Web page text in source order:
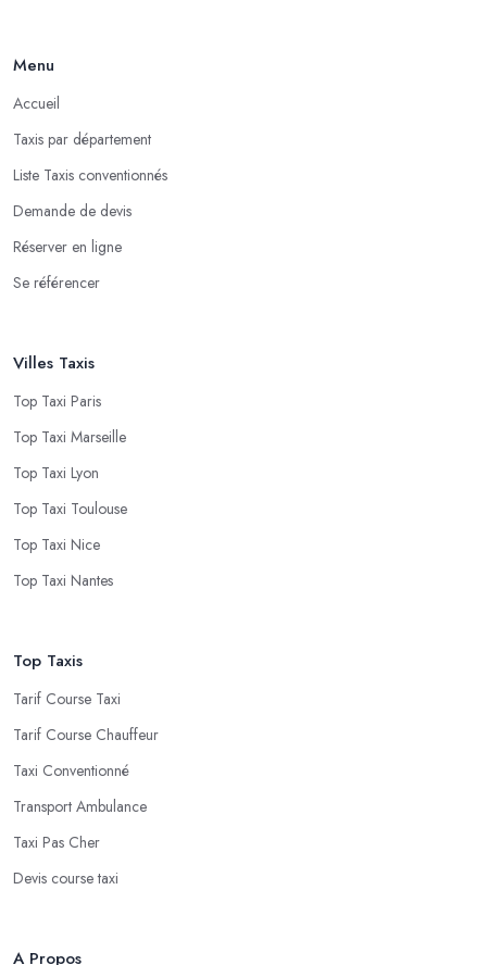
Menu
Accueil
Taxis par département
Liste Taxis conventionnés
Demande de devis
Réserver en ligne
Se référencer
Villes Taxis
Top Taxi Paris
Top Taxi Marseille
Top Taxi Lyon
Top Taxi Toulouse
Top Taxi Nice
Top Taxi Nantes
Top Taxis
Tarif Course Taxi
Tarif Course Chauffeur
Taxi Conventionné
Transport Ambulance
Taxi Pas Cher
Devis course taxi
A Propos